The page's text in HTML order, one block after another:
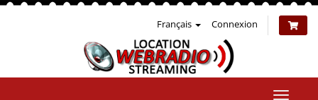
Français Connexion